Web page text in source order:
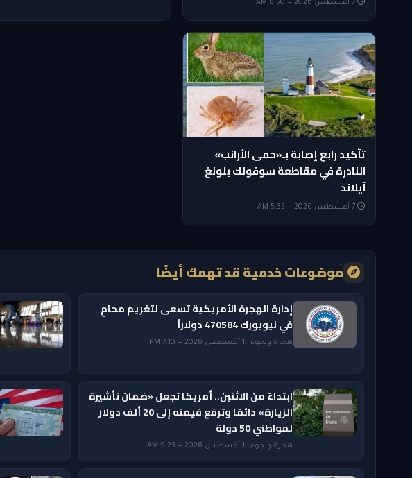
تأكيد رابع إصابة بـ«حمى الأرانب»
النادرة في مقاطعة سوفولك بلونغ
آيلاند
موضوعات خدمية قد تهمك أيضًا
إدارة الهجرة الأمريكية تسعى لتغريم محامٍ
في نيويورك 470584 دولاراً
هجرة ولجوء · 1 أغسطس 2026 — 7:10 PM
ابتداءً من الاثنين.. أمريكا تجعل «ضمان تأشيرة
الزيارة» دائمًا وترفع قيمته إلى 20 ألف دولار
لمواطني 50 دولة
هجرة ولجوء · 1 أغسطس 2026 — 9:23 AM